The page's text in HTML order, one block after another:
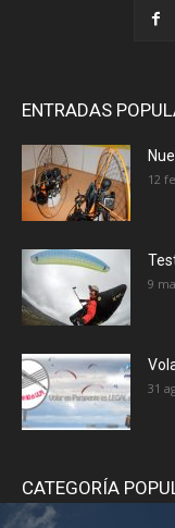
ENTRADAS
12
9
31
CATEGORÍA